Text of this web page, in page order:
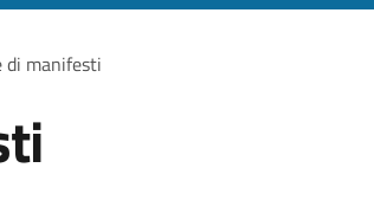
di manifesti